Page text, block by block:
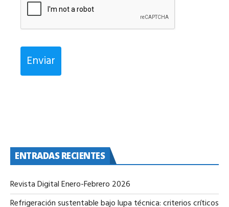
Enviar
ENTRADAS RECIENTES
Revista Digital Enero-Febrero 2026
Refrigeración sustentable bajo lupa técnica: criterios críticos